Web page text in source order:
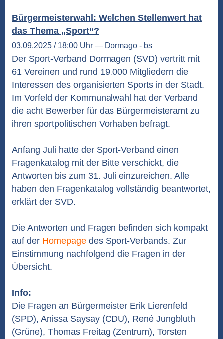
Bürgermeisterwahl: Welchen Stellenwert hat
das Thema „Sport“?
03.09.2025 / 18:00 Uhr — Dormago - bs
Der Sport-Verband Dormagen (SVD) vertritt mit
61 Vereinen und rund 19.000 Mitgliedern die
Interessen des organisierten Sports in der Stadt.
Im Vorfeld der Kommunalwahl hat der Verband
die acht Bewerber für das Bürgermeisteramt zu
ihren sportpolitischen Vorhaben befragt.
Anfang Juli hatte der Sport-Verband einen
Fragenkatalog mit der Bitte verschickt, die
Antworten bis zum 31. Juli einzureichen. Alle
haben den Fragenkatalog vollständig beantwortet,
erklärt der SVD.
Die Antworten und Fragen befinden sich kompakt
auf der Homepage des Sport-Verbands. Zur
Einstimmung nachfolgend die Fragen in der
Übersicht.
Info:
Die Fragen an Bürgermeister Erik Lierenfeld
(SPD), Anissa Saysay (CDU), René Jungbluth
(Grüne), Thomas Freitag (Zentrum), Torsten